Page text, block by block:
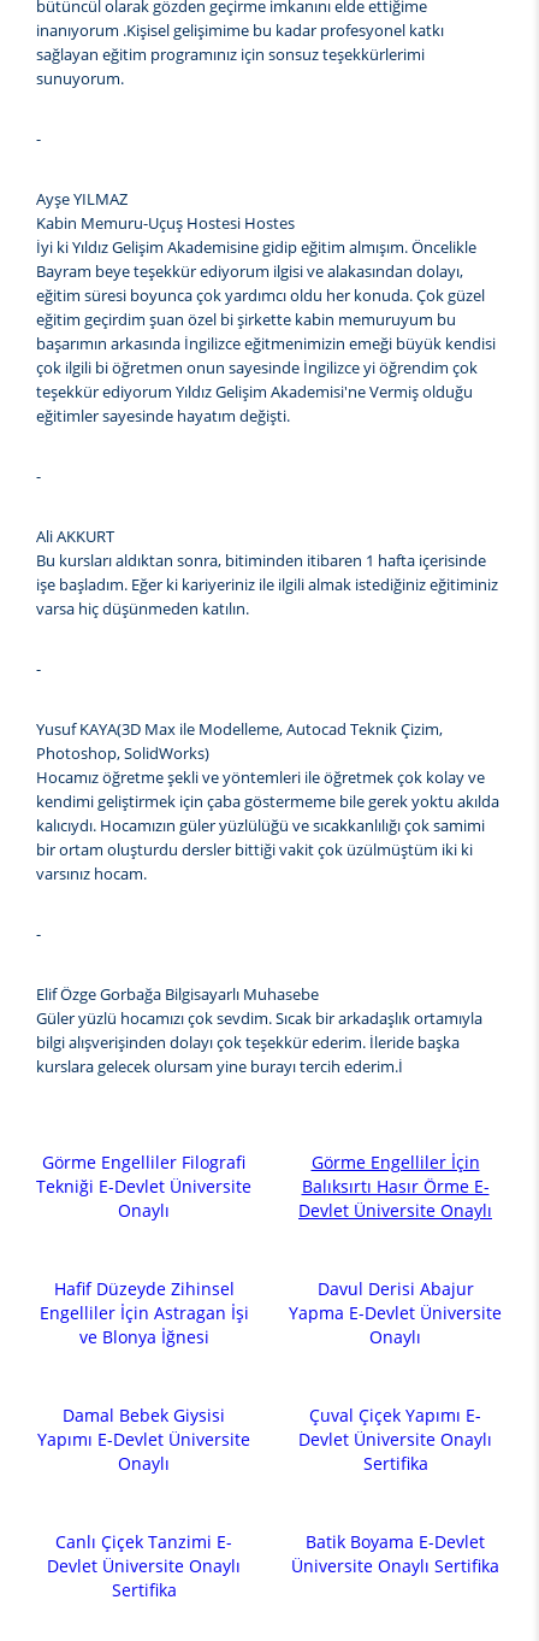
bütüncül olarak gözden geçirme imkanını elde ettiğime
inanıyorum .Kişisel gelişimime bu kadar profesyonel katkı
sağlayan eğitim programınız için sonsuz teşekkürlerimi
sunuyorum.
-
Ayşe YILMAZ
Kabin Memuru-Uçuş Hostesi Hostes
İyi ki Yıldız Gelişim Akademisine gidip eğitim almışım. Öncelikle
Bayram beye teşekkür ediyorum ilgisi ve alakasından dolayı,
eğitim süresi boyunca çok yardımcı oldu her konuda. Çok güzel
eğitim geçirdim şuan özel bi şirkette kabin memuruyum bu
başarımın arkasında İngilizce eğitmenimizin emeği büyük kendisi
çok ilgili bi öğretmen onun sayesinde İngilizce yi öğrendim çok
teşekkür ediyorum Yıldız Gelişim Akademisi'ne Vermiş olduğu
eğitimler sayesinde hayatım değişti.
-
Ali AKKURT
Bu kursları aldıktan sonra, bitiminden itibaren 1 hafta içerisinde
işe başladım. Eğer ki kariyeriniz ile ilgili almak istediğiniz eğitiminiz
varsa hiç düşünmeden katılın.
-
Yusuf KAYA(3D Max ile Modelleme, Autocad Teknik Çizim,
Photoshop, SolidWorks)
Hocamız öğretme şekli ve yöntemleri ile öğretmek çok kolay ve
kendimi geliştirmek için çaba göstermeme bile gerek yoktu akılda
kalıcıydı. Hocamızın güler yüzlülüğü ve sıcakkanlılığı çok samimi
bir ortam oluşturdu dersler bittiği vakit çok üzülmüştüm iki ki
varsınız hocam.
-
Elif Özge Gorbağa Bilgisayarlı Muhasebe
Güler yüzlü hocamızı çok sevdim. Sıcak bir arkadaşlık ortamıyla
bilgi alışverişinden dolayı çok teşekkür ederim. İleride başka
kurslara gelecek olursam yine burayı tercih ederim.İ
Görme Engelliler Filografi
Tekniği E-Devlet Üniversite
Onaylı
Görme Engelliler İçin
Balıksırtı Hasır Örme E-
Devlet Üniversite Onaylı
Hafif Düzeyde Zihinsel
Engelliler İçin Astragan İşi
ve Blonya İğnesi
Davul Derisi Abajur
Yapma E-Devlet Üniversite
Onaylı
Damal Bebek Giysisi
Yapımı E-Devlet Üniversite
Onaylı
Çuval Çiçek Yapımı E-
Devlet Üniversite Onaylı
Sertifika
Canlı Çiçek Tanzimi E-
Devlet Üniversite Onaylı
Sertifika
Batik Boyama E-Devlet
Üniversite Onaylı Sertifika